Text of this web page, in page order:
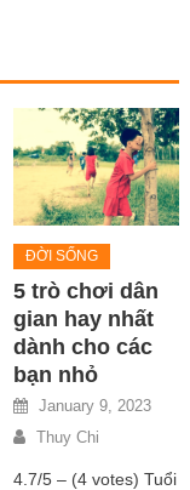
ĐỜI SỐNG
5 trò chơi dân
gian hay nhất
dành cho các
bạn nhỏ
January 9, 2023
Thuy Chi
4.7/5 – (4 votes) Tuổi